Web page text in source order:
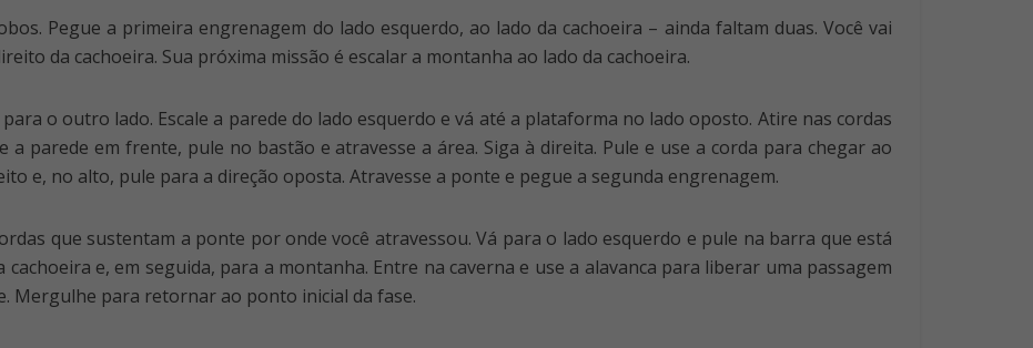
Pegue a primeira engrenagem do lado esquerdo, ao lado da cachoeira – ainda faltam duas. Você vai
da cachoeira. Sua próxima missão é escalar a montanha ao lado da cachoeira.
o outro lado. Escale a parede do lado esquerdo e vá até a plataforma no lado oposto. Atire nas cordas
a parede em frente, pule no bastão e atravesse a área. Siga à direita. Pule e use a corda para chegar ao
e, no alto, pule para a direção oposta. Atravesse a ponte e pegue a segunda engrenagem.
que sustentam a ponte por onde você atravessou. Vá para o lado esquerdo e pule na barra que está
e, em seguida, para a montanha. Entre na caverna e use a alavanca para liberar uma passagem
Mergulhe para retornar ao ponto inicial da fase.